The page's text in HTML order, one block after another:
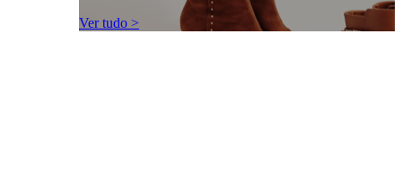
Ver tudo >